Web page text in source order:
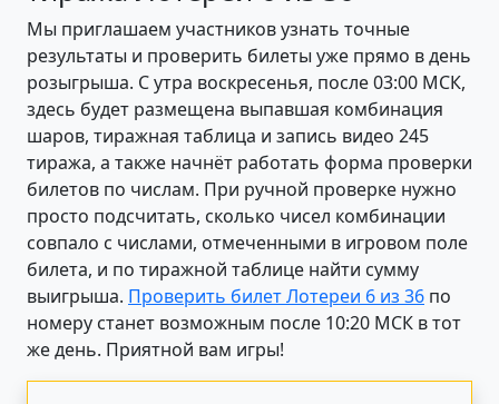
Мы приглашаем участников узнать точные
результаты и проверить билеты уже прямо в день
розыгрыша. С утра воскресенья, после 03:00 МСК,
здесь будет размещена выпавшая комбинация
шаров, тиражная таблица и запись видео 245
тиража, а также начнёт работать форма проверки
билетов по числам. При ручной проверке нужно
просто подсчитать, сколько чисел комбинации
совпало с числами, отмеченными в игровом поле
билета, и по тиражной таблице найти сумму
выигрыша. Проверить билет Лотереи 6 из 36 по
номеру станет возможным после 10:20 МСК в тот
же день. Приятной вам игры!